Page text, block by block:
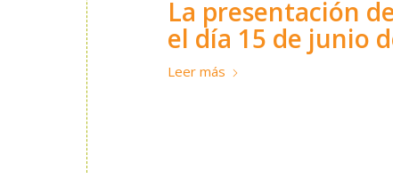
La presentación
el día 15 de junio
Leer más